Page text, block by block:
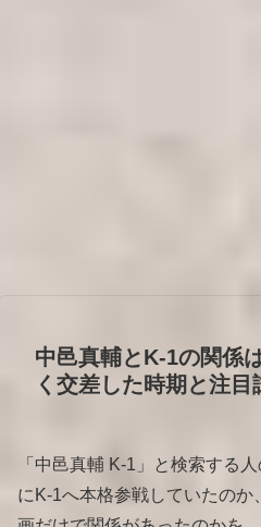
中邑真輔とK-1の関係
く交差した時期と注目
「中邑真輔 K-1」と検索する
にK-1へ本格参戦していたの